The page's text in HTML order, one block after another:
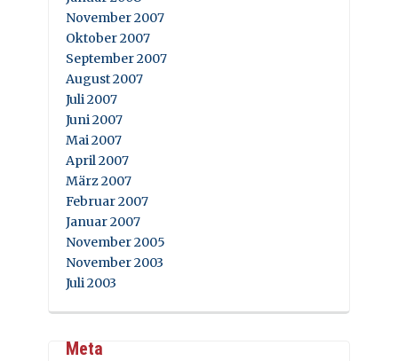
November 2007
Oktober 2007
September 2007
August 2007
Juli 2007
Juni 2007
Mai 2007
April 2007
März 2007
Februar 2007
Januar 2007
November 2005
November 2003
Juli 2003
Meta